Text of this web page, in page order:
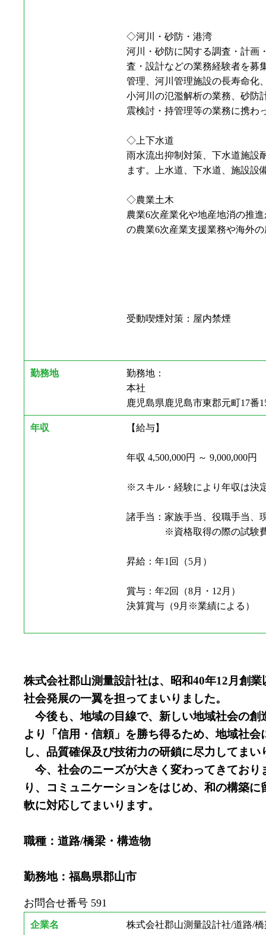
◇河川・砂防・港湾
河川・砂防に関する調査・計画
査・設計などの業務経験者を募
管理、河川管理施設の長寿命化
小河川の氾濫解析の業務、砂防
震検討・持管理等の業務に携わ
◇上下水道
雨水流出抑制対策、下水道施設
ます。上水道、下水道、施設設
◇農業土木
農業6次産業化や地産地消の推
の農業6次産業支援業務や海外
受動喫煙対策：屋内禁煙
勤務地
勤務地：
本社
鹿児島県鹿児島市東郡元町17番
年収 【給与】
年収 4,500,000円 ～ 9,000,000円
※スキル・経験により年収は決
諸手当：家族手当、役職手当、
※資格取得の際の試験費用
昇給：年1回（5月）
賞与：年2回（8月・12月）
決算賞与（9月※業績による）
株式会社郡山測量設計社は、昭和40年12月創
社会発展の一翼を担ってまいりました。
今後も、地域の目線で、新しい地域社会の創
より「信用・信頼」を勝ち得るため、地域社
し、品質確保及び技術力の研鎖に尽力してまい
今、社会のニーズが大きく変わってきており
り、コミュニケーションをはじめ、和の構築
軟に対応してまいります。
職種：道路/橋梁・構造物
勤務地：福島県郡山市
お問合せ番号 591
企業名 株式会社郡山測量設計社/道路/